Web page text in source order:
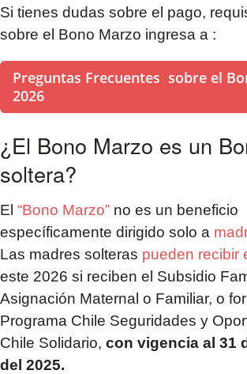
Si tienes dudas sobre el pago,
sobre el Bono Marzo ingresa a :
Preguntas Frecuentes sobre el
2026
¿El Bono Marzo es un
soltera?
El “Bono Marzo” no es un beneficio
específicamente dirigido solo a
Las madres solteras pueden recibir
este 2026 si reciben el Subsidio
Asignación Maternal o Familiar, o
Programa Chile Seguridades y
Chile Solidario, con vigencia al 31
del 2025.